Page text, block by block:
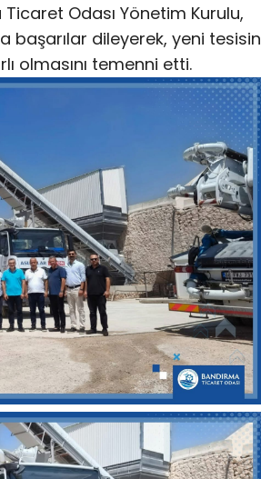
Odası Yönetim Kurulu,
başarılar dileyerek, yeni tesisin
olmasını temenni etti.